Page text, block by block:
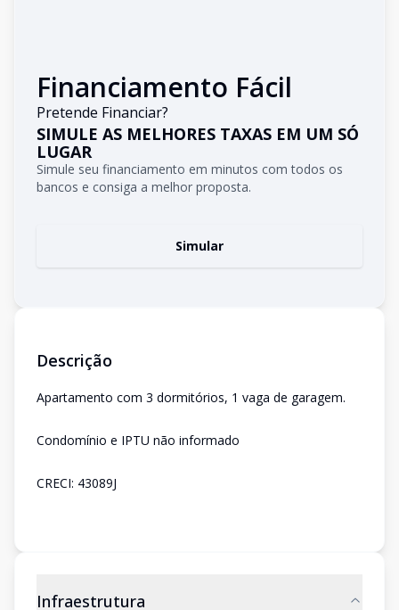
Financiamento Fácil
Pretende Financiar?
SIMULE AS MELHORES TAXAS EM UM SÓ
LUGAR
Simule seu financiamento em minutos com todos os
bancos e consiga a melhor proposta.
Simular
Descrição
Apartamento com 3 dormitórios, 1 vaga de garagem.
Condomínio e IPTU não informado
CRECI: 43089J
Infraestrutura